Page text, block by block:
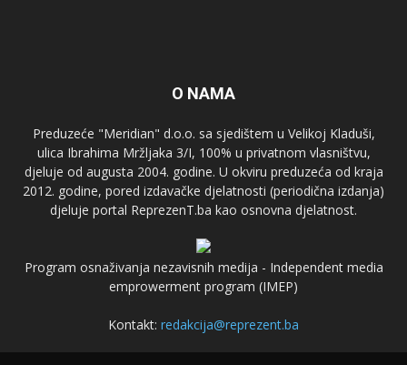
O NAMA
Preduzeće "Meridian" d.o.o. sa sjedištem u Velikoj Kladuši,
ulica Ibrahima Mržljaka 3/I, 100% u privatnom vlasništvu,
djeluje od augusta 2004. godine. U okviru preduzeća od kraja
2012. godine, pored izdavačke djelatnosti (periodična izdanja)
djeluje portal ReprezenT.ba kao osnovna djelatnost.
Program osnaživanja nezavisnih medija - Independent media
emprowerment program (IMEP)
Kontakt: redakcija@reprezent.ba